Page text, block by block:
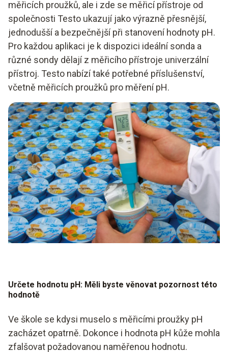
měřicích proužků, ale i zde se měřicí přístroje od
společnosti Testo ukazují jako výrazně přesnější,
jednodušší a bezpečnější při stanovení hodnoty pH.
Pro každou aplikaci je k dispozici ideální sonda a
různé sondy dělají z měřicího přístroje univerzální
přístroj. Testo nabízí také potřebné příslušenství,
včetně měřicích proužků pro měření pH.
Určete hodnotu pH: Měli byste věnovat pozornost této
hodnotě
Ve škole se kdysi muselo s měřicími proužky pH
zacházet opatrně. Dokonce i hodnota pH kůže mohla
zfalšovat požadovanou naměřenou hodnotu.